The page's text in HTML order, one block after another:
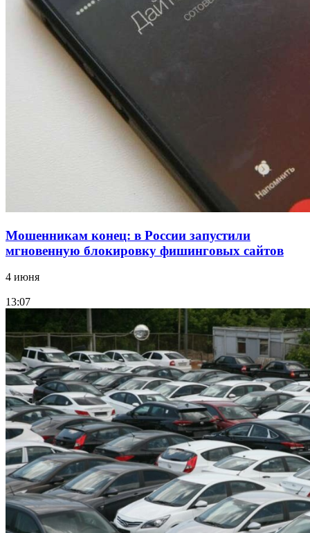
В Красноармейском районе Волгограда стартует
конкурс на ремонт моста через Волго‑Донской
судоходный канал
Фестиваль #ТриЧетыре в Волгограде пройдёт
11–13 сентября в рамках Года единства народов
Мошенникам конец: в России запустили
мгновенную блокировку фишинговых сайтов
4 июня
13:07